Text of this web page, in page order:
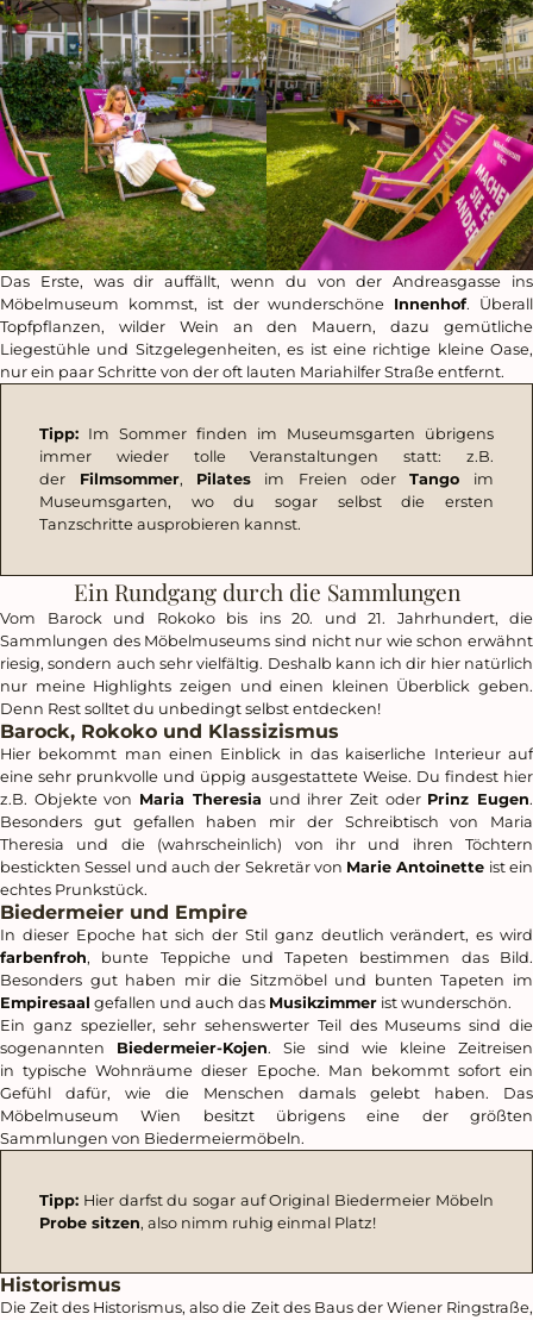
Das Erste, was dir auffällt, wenn du von der Andreasgasse ins
Möbelmuseum kommst, ist der wunderschöne Innenhof. Überall
Topfpflanzen, wilder Wein an den Mauern, dazu gemütliche
Liegestühle und Sitzgelegenheiten, es ist eine richtige kleine Oase,
nur ein paar Schritte von der oft lauten Mariahilfer Straße entfernt.
Tipp: Im Sommer finden im Museumsgarten übrigens
immer wieder tolle Veranstaltungen statt: z.B.
der Filmsommer, Pilates im Freien oderTango im
Museumsgarten, wo du sogar selbst die ersten
Tanzschritte ausprobieren kannst.
Ein Rundgang durch die Sammlungen
Vom Barock und Rokoko bis ins 20. und 21. Jahrhundert, die
Sammlungen des Möbelmuseums sind nicht nur wie schon erwähnt
riesig, sondern auch sehr vielfältig. Deshalb kann ich dir hier natürlich
nur meine Highlights zeigen und einen kleinen Überblick geben.
Denn Rest solltet du unbedingt selbst entdecken!
Barock, Rokoko und Klassizismus
Hier bekommt man einen Einblick in das kaiserliche Interieur auf
eine sehr prunkvolle und üppig ausgestattete Weise. Du findest hier
z.B. Objekte von Maria Theresia und ihrer Zeit oder Prinz Eugen.
Besonders gut gefallen haben mir der Schreibtisch von Maria
Theresia und die (wahrscheinlich) von ihr und ihren Töchtern
bestickten Sessel und auch der Sekretär von Marie Antoinette ist ein
echtes Prunkstück.
Biedermeier und Empire
In dieser Epoche hat sich der Stil ganz deutlich verändert, es wird
farbenfroh, bunte Teppiche und Tapeten bestimmen das Bild.
Besonders gut haben mir die Sitzmöbel und bunten Tapeten im
Empiresaal gefallen und auch das Musikzimmer ist wunderschön.
Ein ganz spezieller, sehr sehenswerter Teil des Museums sind die
sogenannten Biedermeier-Kojen. Sie sind wie kleine Zeitreisen
in typische Wohnräume dieser Epoche. Man bekommt sofort ein
Gefühl dafür, wie die Menschen damals gelebt haben. Das
Möbelmuseum Wien besitzt übrigens eine der größten
Sammlungen von Biedermeiermöbeln.
Tipp: Hier darfst du sogar auf Original Biedermeier Möbeln
Probe sitzen, also nimm ruhig einmal Platz!
Historismus
Die Zeit des Historismus, also die Zeit des Baus der Wiener Ringstraße,